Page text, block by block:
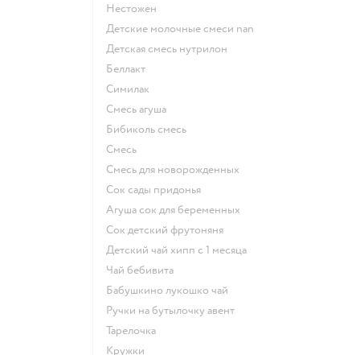
нестожен
Детские молочные смеси nan
детская смесь нутрилон
беллакт
симилак
смесь агуша
бибиколь смесь
смесь
смесь для новорожденных
сок сады придонья
агуша сок для беременных
сок детский фрутоняня
детский чай хипп с 1 месяца
чай бебивита
бабушкино лукошко чай
ручки на бутылочку авент
тарелочка
кружки